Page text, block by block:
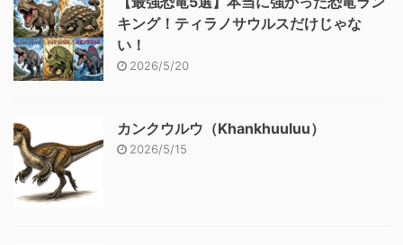
キング！ティラノサウルスだけじゃな
い！
2026/5/20
カンクウルウ（Khankhuuluu）
2026/5/15